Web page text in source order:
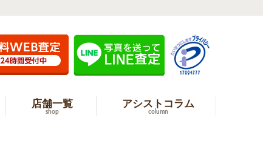
店舗一覧
shop
アシストコラム
column